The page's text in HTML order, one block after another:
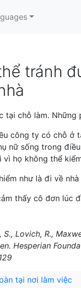
tránh
tại chỗ làm.
công ty có chỗ ở
nữ sống trong
vì họ không thể
như là đi về
thấy cô đơn lúc
S., Lovich, R.,
Hesperian
tại nơi làm việc